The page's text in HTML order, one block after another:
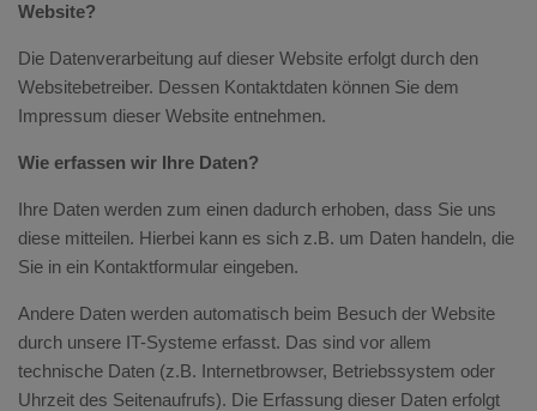
Website?
Die Datenverarbeitung auf dieser Website erfolgt durch den
Websitebetreiber. Dessen Kontaktdaten können Sie dem
Impressum dieser Website entnehmen.
Wie erfassen wir Ihre Daten?
Ihre Daten werden zum einen dadurch erhoben, dass Sie uns
diese mitteilen. Hierbei kann es sich z.B. um Daten handeln, die
Sie in ein Kontaktformular eingeben.
Andere Daten werden automatisch beim Besuch der Website
durch unsere IT-Systeme erfasst. Das sind vor allem
technische Daten (z.B. Internetbrowser, Betriebssystem oder
Uhrzeit des Seitenaufrufs). Die Erfassung dieser Daten erfolgt